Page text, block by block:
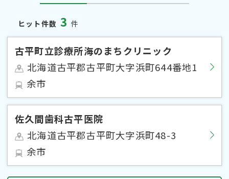
ヒット件数 3 件
古平町立診療所海のまちクリニック
北海道古平郡古平町大字浜町644番地1
余市
佐久間歯科古平医院
北海道古平郡古平町大字浜町48-3
余市